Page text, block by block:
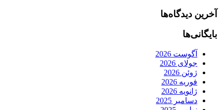
آخرین دیدگاه‌ها
بایگانی‌ها
آگوست 2026
جولای 2026
ژوئن 2026
فوریه 2026
ژانویه 2026
دسامبر 2025